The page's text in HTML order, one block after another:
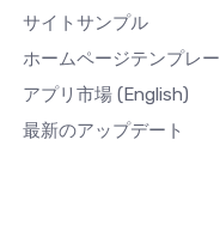
サイトサンプル
ホームページテンプレ
アプリ市場 (English)
最新のアップデート